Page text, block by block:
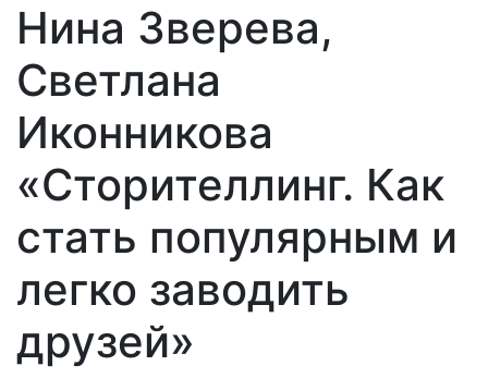
Нина Зверева,
Светлана
Иконникова
«Сторителлинг. Как
стать популярным и
легко заводить
друзей»